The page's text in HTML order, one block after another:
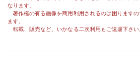
なります。
著作権の有る画像を商用利用されるのは困ります
ます。
転載、販売など、いかなる二次利用もご遠慮下さい